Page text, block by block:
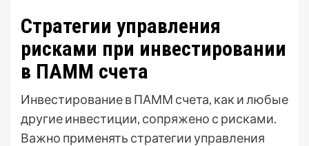
Стратегии управления
рисками при инвестировании
в ПАММ счета
Инвестирование в ПАММ счета, как и любые
другие инвестиции, сопряжено с рисками.
Важно применять стратегии управления